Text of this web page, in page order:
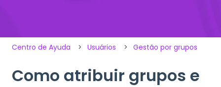
Centro de Ayuda Usuários Gestão por grupos
Como atribuir grupos e